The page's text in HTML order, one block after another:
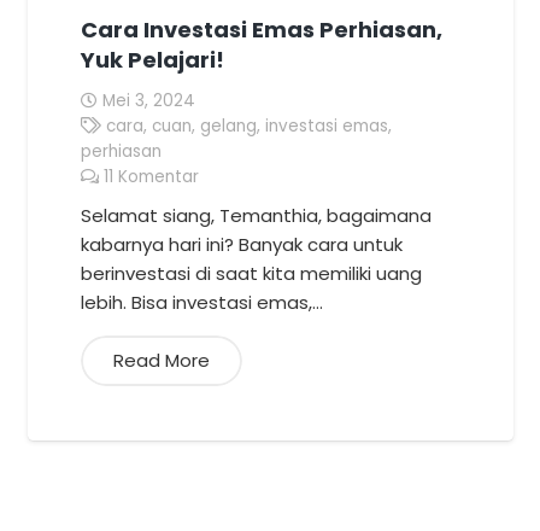
Cara Investasi Emas Perhiasan,
Yuk Pelajari!
Mei 3, 2024
cara, cuan, gelang, investasi emas,
perhiasan
11 Komentar
Selamat siang, Temanthia, bagaimana
kabarnya hari ini? Banyak cara untuk
berinvestasi di saat kita memiliki uang
lebih. Bisa investasi emas,…
Read More